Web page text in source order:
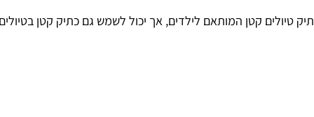
תיק טיולים קטן המותאם לילדים, אך יכול לשמש גם כתיק קטן